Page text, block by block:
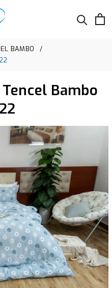
BAMBO
Tencel Bambo